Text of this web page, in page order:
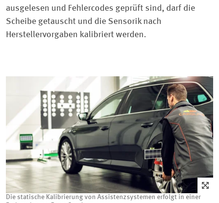
ausgelesen und Fehlercodes geprüft sind, darf die
Scheibe getauscht und die Sensorik nach
Herstellervorgaben kalibriert werden.
Die statische Kalibrierung von Assistenzsystemen erfolgt in einer